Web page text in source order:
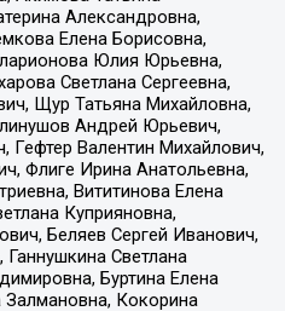
Александровна,
Елена Борисовна,
Юлия Юрьевна,
Светлана Сергеевна,
Щур Татьяна Михайловна,
Андрей Юрьевич,
Гефтер Валентин Михайлович,
Флиге Ирина Анатольевна,
Вититинова Елена
Куприяновна,
Беляев Сергей Иванович,
Светлана
Буртина Елена
Кокорина